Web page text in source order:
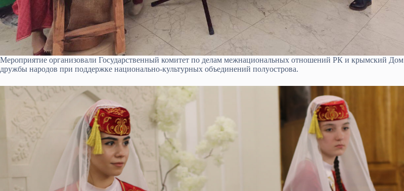
Мероприятие организовали Государственный комитет по делам межнациональных отношений РК и крымский Дом
дружбы народов при поддержке национально-культурных объединений полуострова.